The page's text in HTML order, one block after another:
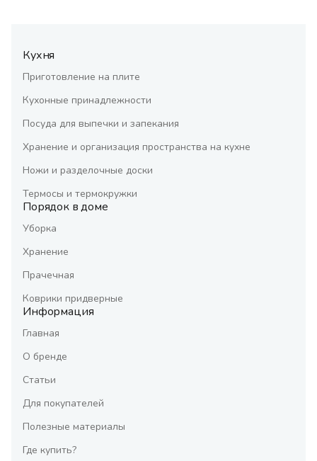
Кухня
Приготовление на плите
Кухонные принадлежности
Посуда для выпечки и запекания
Хранение и организация пространства на кухне
Ножи и разделочные доски
Термосы и термокружки
Порядок в доме
Уборка
Хранение
Прачечная
Коврики придверные
Информация
Главная
О бренде
Статьи
Для покупателей
Полезные материалы
Где купить?